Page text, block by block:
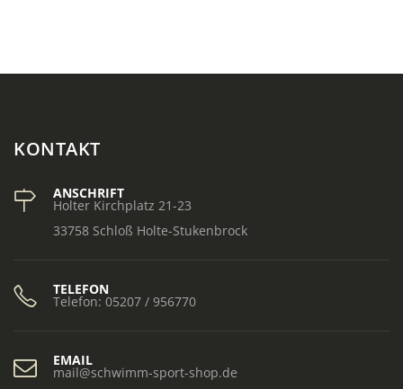
KONTAKT
ANSCHRIFT
Holter Kirchplatz 21-23
33758 Schloß Holte-Stukenbrock
TELEFON
Telefon: 05207 / 956770
EMAIL
mail@schwimm-sport-shop.de